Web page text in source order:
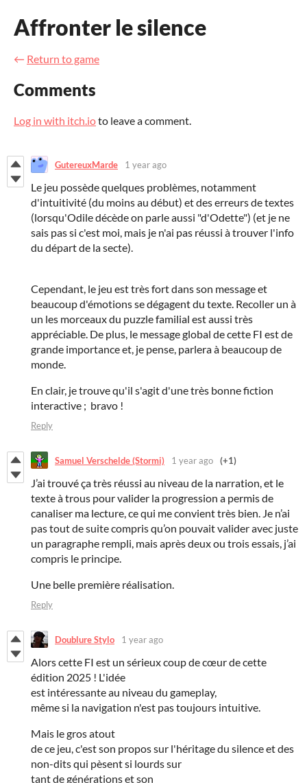
Affronter le silence
← Return to game
Comments
Log in with itch.ioto leave a comment.
GutereuxMarde 1 year ago
Le jeu possède quelques problèmes, notamment
d'intuitivité (du moins au début) et des erreurs de textes
(lorsqu'Odile décède on parle aussi "d'Odette") (et je ne
sais pas si c'est moi, mais je n'ai pas réussi à trouver l'info
du départ de la secte).
Cependant, le jeu est très fort dans son message et
beaucoup d'émotions se dégagent du texte. Recoller un à
un les morceaux du puzzle familial est aussi très
appréciable. De plus, le message global de cette FI est de
grande importance et, je pense, parlera à beaucoup de
monde.
En clair, je trouve qu'il s'agit d'une très bonne fiction
interactive ; bravo !
Reply
Samuel Verschelde (Stormi) 1 year ago (+1)
J’ai trouvé ça très réussi au niveau de la narration, et le
texte à trous pour valider la progression a permis de
canaliser ma lecture, ce qui me convient très bien. Je n’ai
pas tout de suite compris qu’on pouvait valider avec juste
un paragraphe rempli, mais après deux ou trois essais, j’ai
compris le principe.
Une belle première réalisation.
Reply
Doublure Stylo 1 year ago
Alors cette FI est un sérieux coup de cœur de cette
édition 2025 ! L'idée
est intéressante au niveau du gameplay,
même si la navigation n'est pas toujours intuitive.
Mais le gros atout
de ce jeu, c'est son propos sur l'héritage du silence et des
non-dits qui pèsent si lourds sur
tant de générations et son